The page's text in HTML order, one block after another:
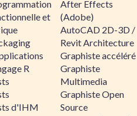
et
R
d'IHM
After Effects
(Adobe)
AutoCAD 2D-3D /
Revit Architecture
Graphiste accéléré
Graphiste
Multimedia
Graphiste Open
Source